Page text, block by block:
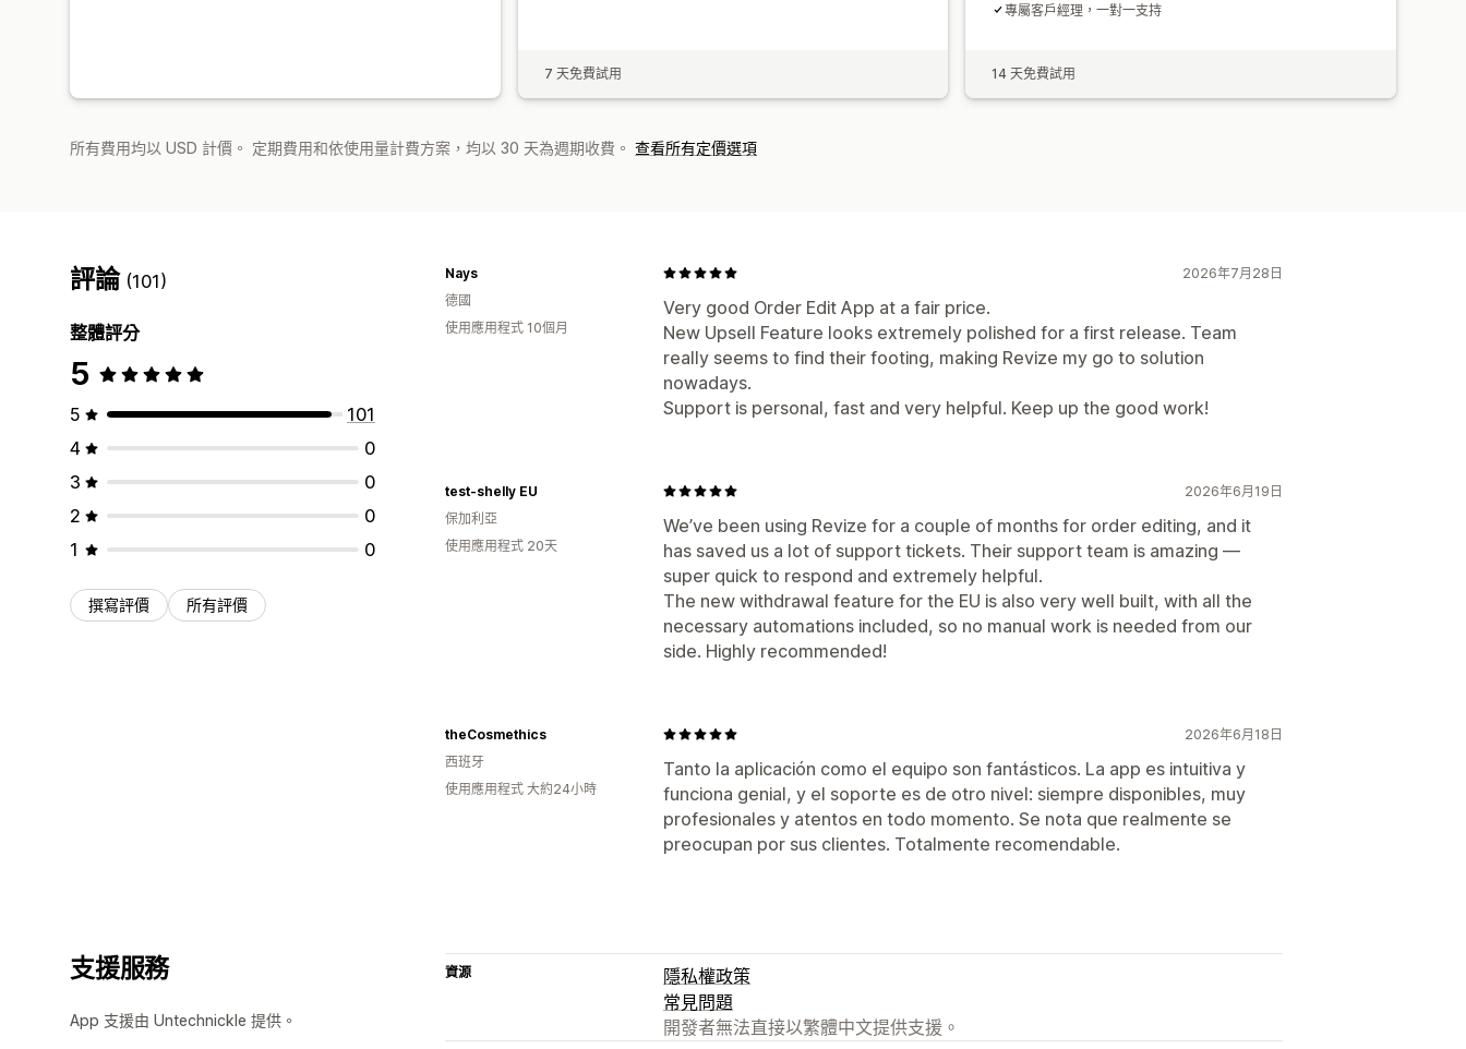
7 天免費試用
專屬客戶經理，一對一支持
14 天免費試用
所有費用均以 USD 計價。 定期費用和依使用量計費方案，均以 30 天為週期收費。 查看所有定價選項
評論 (101)
整體評分
5
5
101
4
0
3
0
2
0
1
0
撰寫評價 所有評價
2026年7月28日
Very good Order Edit App at a fair price.
New Upsell Feature looks extremely polished for a first release. Team
really seems to find their footing, making Revize my go to solution
nowadays.
Support is personal, fast and very helpful. Keep up the good work!
Nays
德國
使用應用程式 10個月
2026年6月19日
We’ve been using Revize for a couple of months for order editing, and it
has saved us a lot of support tickets. Their support team is amazing —
super quick to respond and extremely helpful.
The new withdrawal feature for the EU is also very well built, with all the
necessary automations included, so no manual work is needed from our
side. Highly recommended!
test-shelly EU
保加利亞
使用應用程式 20天
2026年6月18日
Tanto la aplicación como el equipo son fantásticos. La app es intuitiva y
funciona genial, y el soporte es de otro nivel: siempre disponibles, muy
profesionales y atentos en todo momento. Se nota que realmente se
preocupan por sus clientes. Totalmente recomendable.
theCosmethics
西班牙
使用應用程式 大約24小時
支援服務
App 支援由 Untechnickle 提供。
資源
隱私權政策
常見問題
開發者無法直接以繁體中文提供支援。